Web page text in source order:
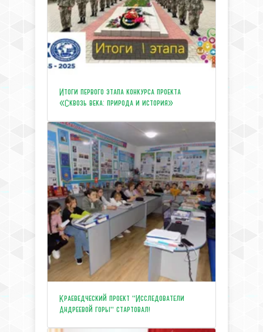
Итоги первого этапа конкурса проекта
«Сквозь века: природа и история»
Краеведческий проект "Исследователи
Андреевой горы" стартовал!